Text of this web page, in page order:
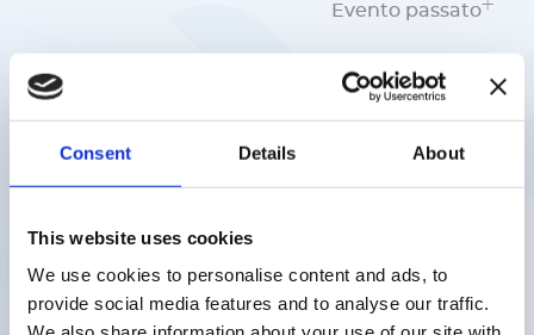
Consent Details About
This website uses cookies
We use cookies to personalise content and ads, to
provide social media features and to analyse our traffic.
Evento passato
Aprile 2025
APR - APR
DIAGNOSTICA MOLECOLARE
Scopri